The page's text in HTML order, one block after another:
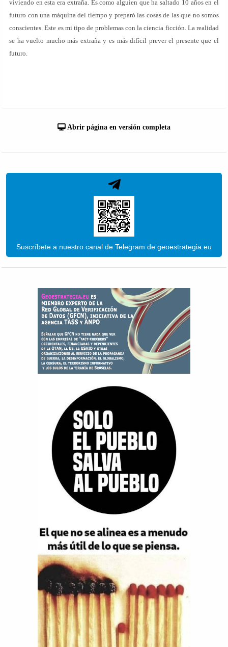
viviendo en esta era extraña. Es como alguien que ha saltado 10 años en el
futuro con una máquina del tiempo y preparó las cosas de las que no somos
conscientes. Este es mi tipo de problemas con la ciencia ficción. La realidad
se ha vuelto mucho más extraña y es más difícil prever el presente que el
futuro.
Abrir página en versión completa
Suscríbete a nuestro canal de Telegram de geoestrategia.eu